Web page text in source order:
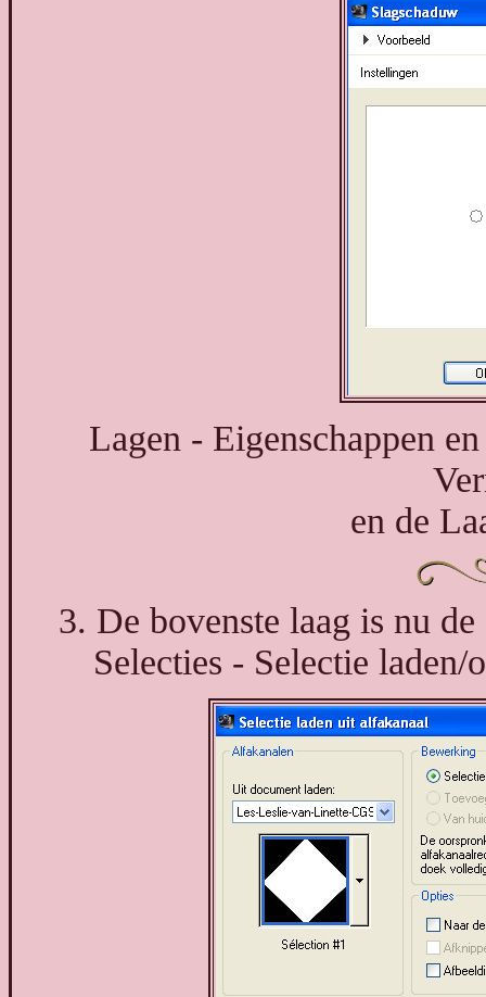
Lagen - Eigenschappen
en de
3. De bovenste laag is nu
Selecties - Selectie